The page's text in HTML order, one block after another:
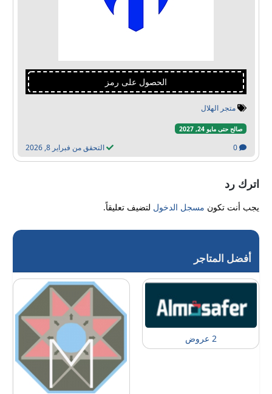
الحصول على رمز
متجر الهلال
صالح حتى مايو 24, 2027
التحقق من فبراير 8, 2026 0
اترك رد
يجب أنت تكون مسجل الدخول لتضيف تعليقاً.
أفضل المتاجر
2 عروض